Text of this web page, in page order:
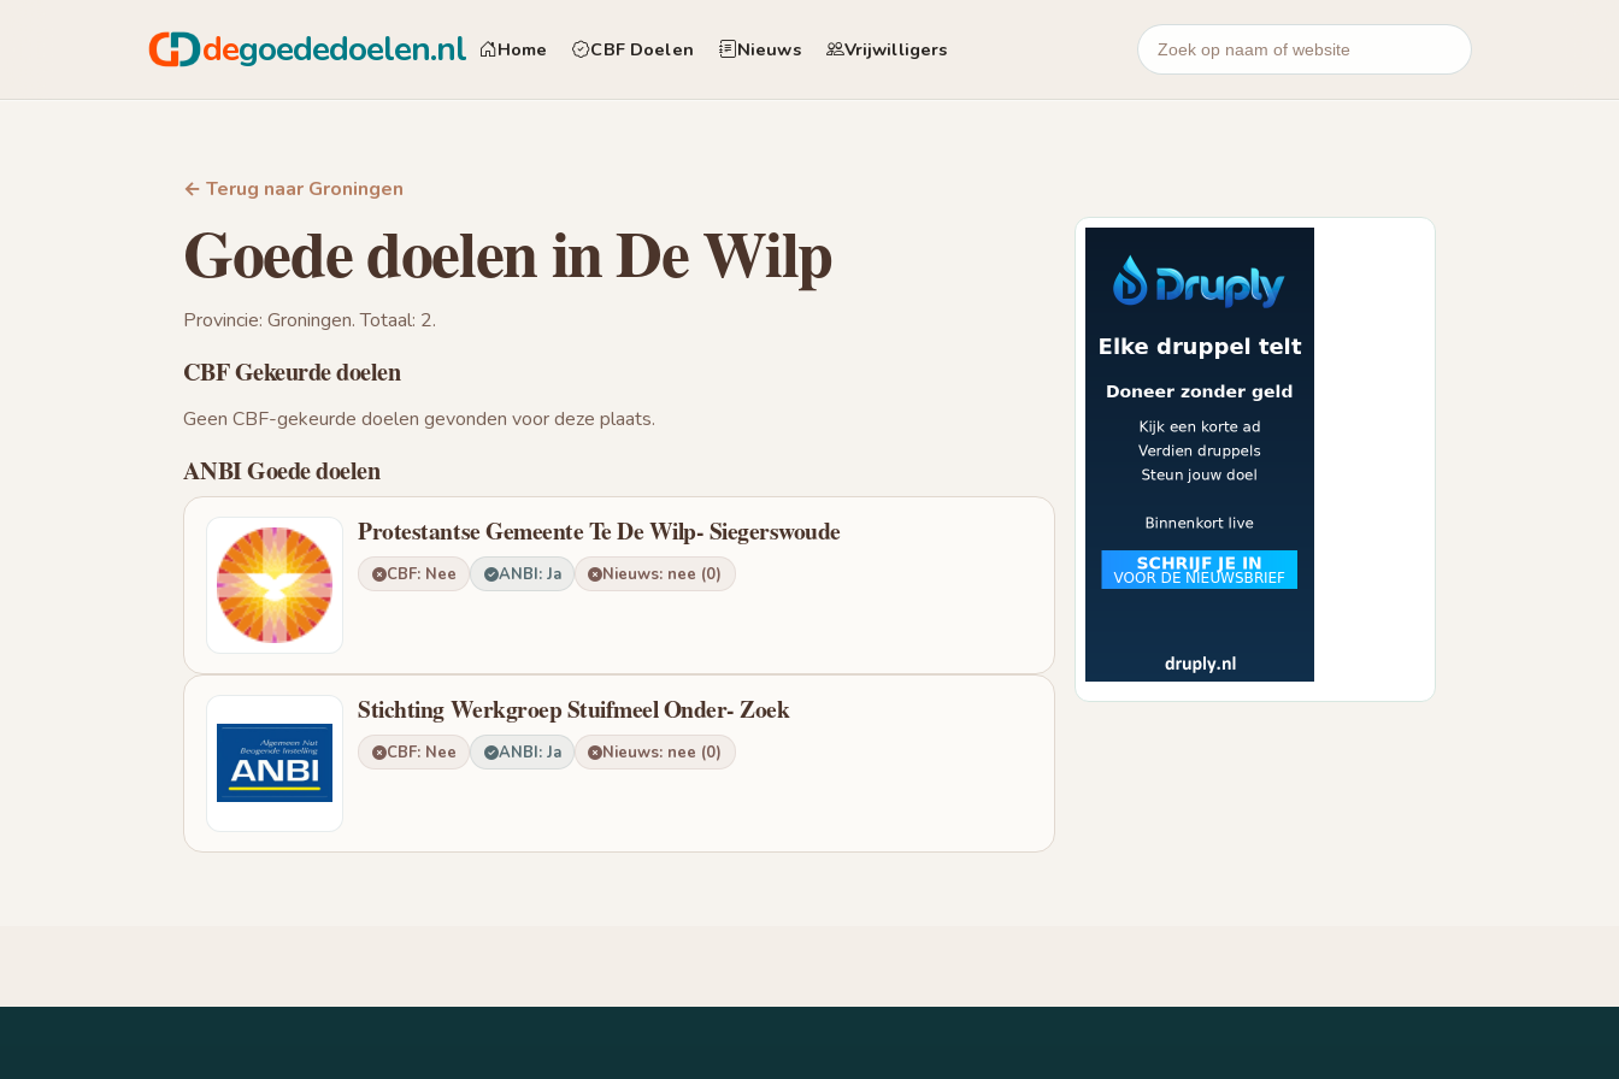
degoededoelen.nl Home CBF Doelen Nieuws Vrijwilligers
← Terug naar Groningen
Goede doelen in De Wilp
Provincie: Groningen. Totaal: 2.
CBF Gekeurde doelen
Geen CBF-gekeurde doelen gevonden voor deze plaats.
ANBI Goede doelen
Protestantse Gemeente Te De Wilp- Siegerswoude
CBF: Nee ANBI: Ja Nieuws: nee (0)
Stichting Werkgroep Stuifmeel Onder- Zoek
CBF: Nee ANBI: Ja Nieuws: nee (0)